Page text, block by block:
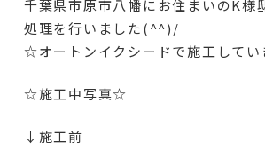
千葉県市原市八幡にお住まいのK様
処理を行いました(^^)/
☆オートンイクシードで施工して
☆施工中写真☆
↓施工前